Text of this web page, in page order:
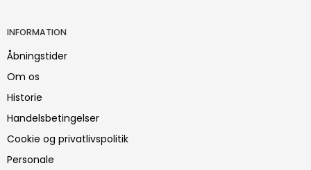
INFORMATION
Åbningstider
Om os
Historie
Handelsbetingelser
Cookie og privatlivspolitik
Personale